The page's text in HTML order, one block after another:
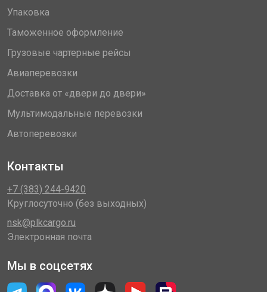
Упаковка
Таможенное оформление
Грузовые чартерные рейсы
Авиаперевозки
Доставка от «двери до двери»
Мультимодальные перевозки
Автоперевозки
Контакты
+7 (383) 244-9420
Круглосуточно (без выходных)
nsk@plkcargo.ru
Электронная почта
Мы в соцсетях